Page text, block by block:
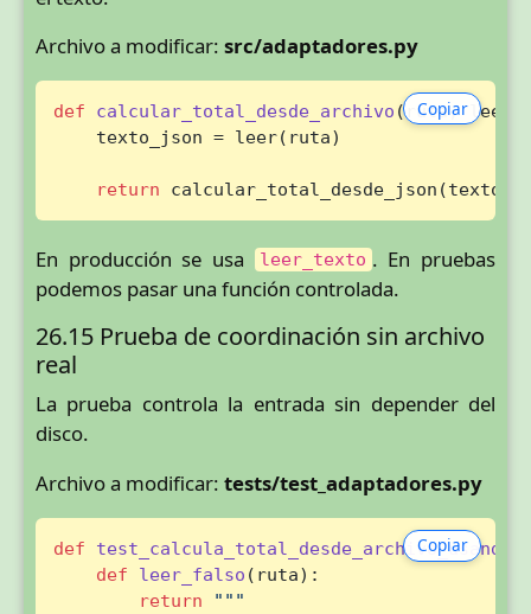
Archivo a modificar: src/adaptadores.py
Copiar
def calcular_total_desde_archivo (ruta,
    texto_json = leer(ruta)
return
En producción se usa leer_texto . En pruebas
podemos pasar una función controlada.
26.15 Prueba de coordinación sin archivo
real
La prueba controla la entrada sin depender del
disco.
Archivo a modificar: tests/test_adaptadores.py
Copiar
def
def
leer_falso ( ruta):
return
"""